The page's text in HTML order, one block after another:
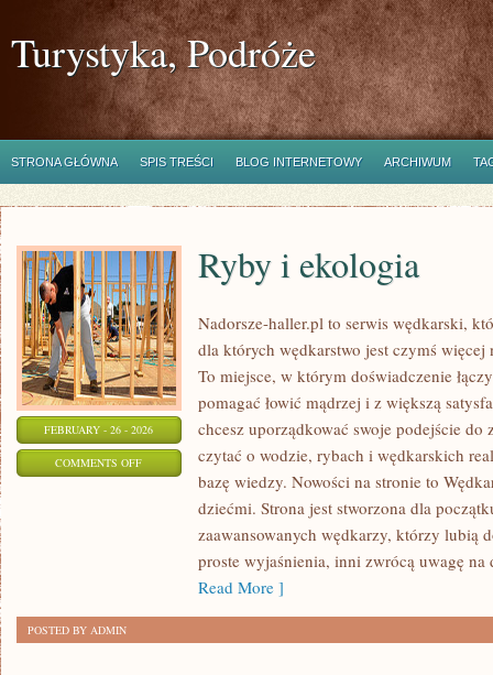
Turystyka, Podróże
STRONA GŁÓWNA SPIS TREŚCI BLOG INTERNETOWY ARCHIWUM
FEBRUARY - 26 - 2026
COMMENTS OFFON
Ryby i ekologia
Nadorsze-haller.pl to serwis wędkarski,
dla których wędkarstwo jest czymś
To miejsce, w którym doświadczenie
pomagać łowić mądrzej i z większą
chcesz uporządkować swoje podejście
czytać o wodzie, rybach i wędkarskich
bazę wiedzy. Nowości na stronie to
dziećmi. Strona jest stworzona dla
zaawansowanych wędkarzy, którzy lubią
proste wyjaśnienia, inni zwrócą uwagę
Read More ]
POSTED BY ADMIN